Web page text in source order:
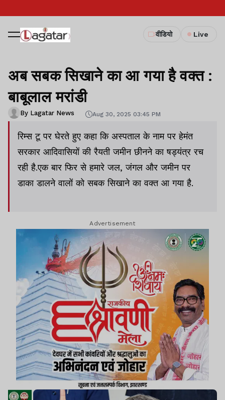
वीडियो Live
अब सबक सिखाने का आ गया है वक्त :
बाबूलाल मरांडी
By Lagatar News Aug 30, 2025 03:45 PM
रिम्स टू पर घेरते हुए कहा कि अस्पताल के नाम पर हेमंत
सरकार आदिवासियों की रैयती जमीन छीनने का षड्यंत्र रच
रही है.एक बार फिर से हमारे जल, जंगल और जमीन पर
डाका डालने वालों को सबक सिखाने का वक्त आ गया है.
Advertisement